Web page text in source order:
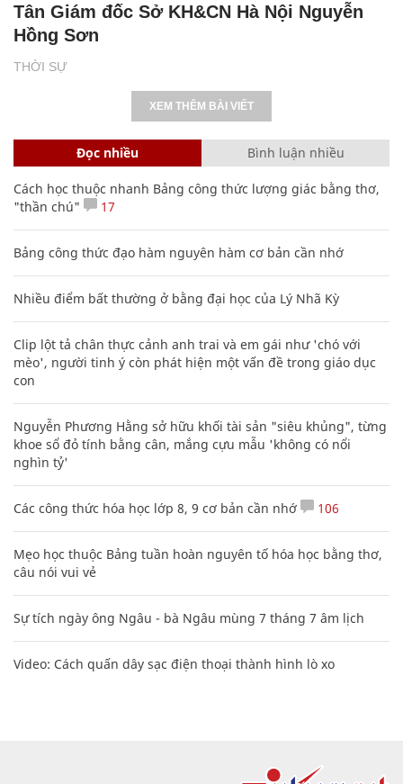
THỜI SỰ
Tân Giám đốc Sở KH&CN Hà Nội Nguyễn
Hồng Sơn
XEM THÊM BÀI VIẾT
Đọc nhiều Bình luận nhiều
Cách học thuộc nhanh Bảng công thức lượng giác bằng thơ,
"thần chú"
17
Bảng công thức đạo hàm nguyên hàm cơ bản cần nhớ
Nhiều điểm bất thường ở bằng đại học của Lý Nhã Kỳ
Clip lột tả chân thực cảnh anh trai và em gái như 'chó với
mèo', người tinh ý còn phát hiện một vấn đề trong giáo dục
con
Nguyễn Phương Hằng sở hữu khối tài sản "siêu khủng", từng
khoe sổ đỏ tính bằng cân, mắng cựu mẫu 'không có nổi
nghìn tỷ'
Các công thức hóa học lớp 8, 9 cơ bản cần nhớ 106
Mẹo học thuộc Bảng tuần hoàn nguyên tố hóa học bằng thơ,
câu nói vui vẻ
Sự tích ngày ông Ngâu - bà Ngâu mùng 7 tháng 7 âm lịch
Video: Cách quấn dây sạc điện thoại thành hình lò xo